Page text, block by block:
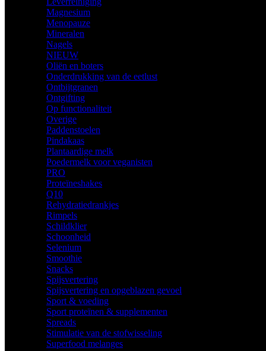
Magnesium
Menopauze
Mineralen
Nagels
NIEUW
Oliën en boters
Onderdrukking van de eetlust
Ontbijtgranen
Ontgifting
Op functionaliteit
Overige
Paddenstoelen
Pindakaas
Plantaardige melk
Poedermelk voor veganisten
PRO
Proteïneshakes
Q10
Rehydratiedrankjes
Rimpels
Schildklier
Schoonheid
Selenium
Smoothie
Snacks
Spijsvertering
Spijsvertering en opgeblazen gevoel
Sport & voeding
Sport proteïnen & supplementen
Spreads
Stimulatie van de stofwisseling
Superfood melanges